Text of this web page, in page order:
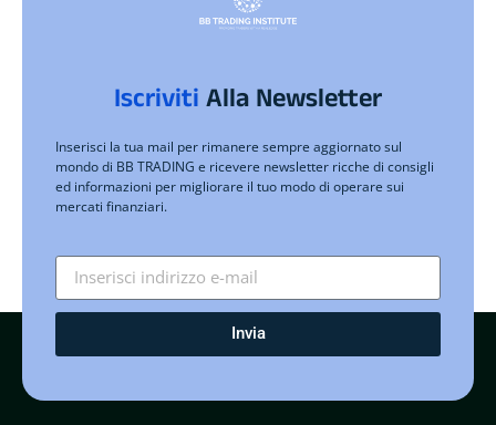
IscrivitiAlla Newsletter
Inserisci la tua mail per rimanere sempre aggiornato sul
mondo di BB TRADING e ricevere newsletter ricche di consigli
ed informazioni per migliorare il tuo modo di operare sui
mercati finanziari.
Invia